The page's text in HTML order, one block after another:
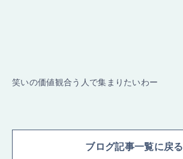
笑いの価値観合う人で集まりたいわー
ブログ記事一覧に戻る